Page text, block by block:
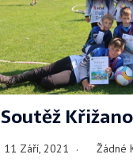
Soutěž
11 Září, 2021 Žádné